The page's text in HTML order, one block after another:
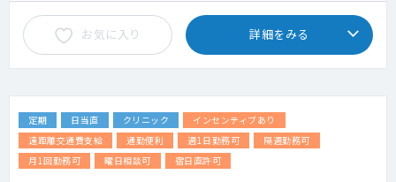
お気に入り 詳細をみる
定期 日当直 クリニック
インセンティブあり
遠距離交通費支給
通勤便利 週1日勤務可
隔週勤務可
月1回勤務可
曜日相談可 宿日直許可